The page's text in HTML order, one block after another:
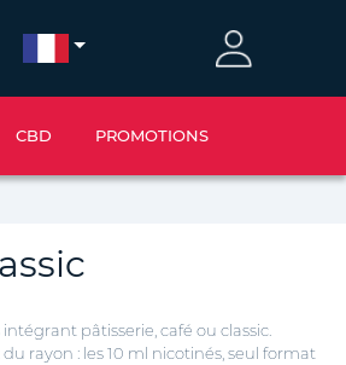
CBD PROMOTIONS
pâtisserie, café ou classic.
rayon : les 10 ml nicotinés, seul format